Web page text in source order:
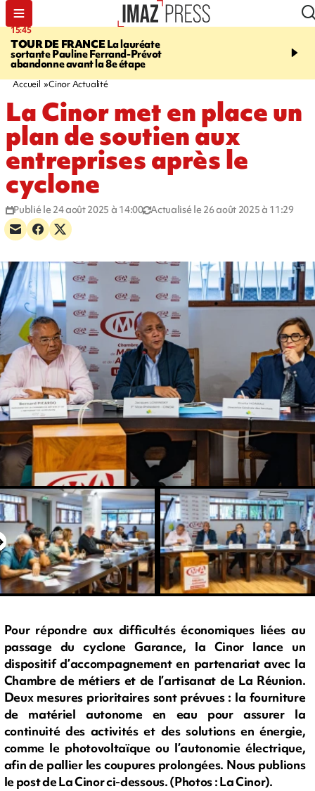
15:45
TOUR DE FRANCELa lauréate
sortante Pauline Ferrand-Prévot
abandonne avant la 8e étape
20:17
routière, concours de
Accueil Cinor Actualité
La Cinor met en place un
plan de soutien aux
entreprises après le
cyclone
Publié le 24 août 2025 à 14:00 Actualisé le 26 août 2025 à 11:29
Pour répondre aux difficultés économiques liées au
passage du cyclone Garance, la Cinor lance un
dispositif d’accompagnement en partenariat avec la
Chambre de métiers et de l’artisanat de La Réunion.
Deux mesures prioritaires sont prévues : la fourniture
de matériel autonome en eau pour assurer la
continuité des activités et des solutions en énergie,
comme le photovoltaïque ou l’autonomie électrique,
afin de pallier les coupures prolongées. Nous publions
le post de La Cinor ci-dessous. (Photos : La Cinor).